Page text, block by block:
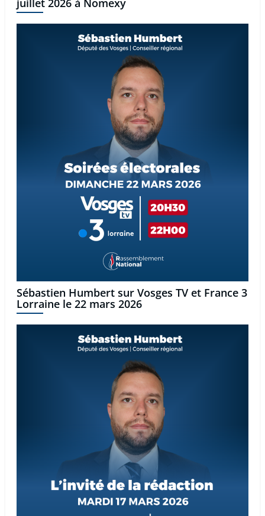
Sébastien Humbert sur Vosges TV et France 3
Lorraine le 22 mars 2026